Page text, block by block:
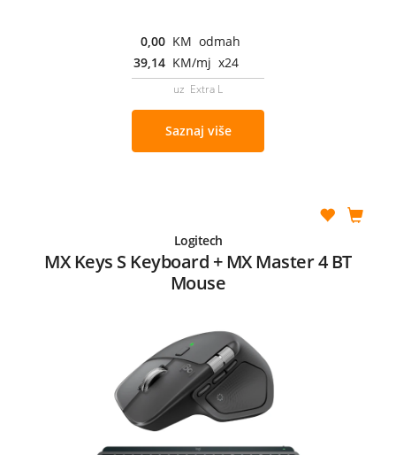
0,00 KM odmah
39,14 KM/mj x24
uz Extra L
Saznaj više
Logitech
MX Keys S Keyboard + MX Master 4 BT
Mouse